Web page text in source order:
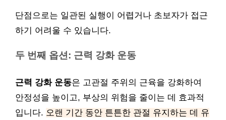
단점으로는 일관된 실행이 어렵거나 초보자가 접근
하기 어려울 수 있습니다.
두 번째 옵션: 근력 강화 운동
근력 강화 운동은 고관절 주위의 근육을 강화하여
안정성을 높이고, 부상의 위험을 줄이는 데 효과적
입니다. 오랜 기간 동안 튼튼한 관절 유지하는 데 유